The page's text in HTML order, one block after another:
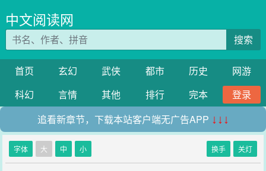
中文阅读网
搜索
首页 玄幻 武侠 都市 历史
网游
科幻
言情 其他 排行 完本
登录
追看新章节，下载本站客户端无广告APP ↓↓↓
字体 大 中 小 换手 关灯